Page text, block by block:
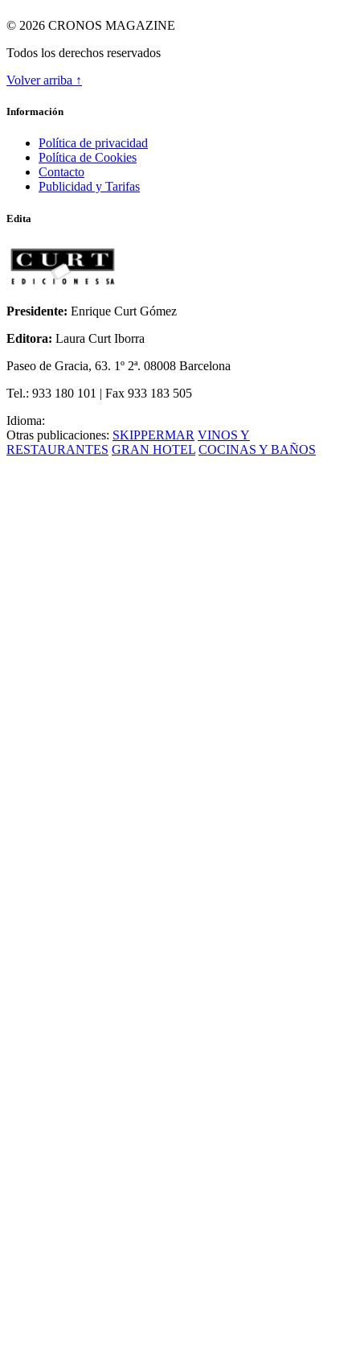
© 2026 CRONOS MAGAZINE
Todos los derechos reservados
Volver arriba ↑
Información
Política de privacidad
Política de Cookies
Contacto
Publicidad y Tarifas
Edita
Presidente: Enrique Curt Gómez
Editora: Laura Curt Iborra
Paseo de Gracia, 63. 1º 2ª. 08008 Barcelona
Tel.: 933 180 101 | Fax 933 183 505
Idioma:
Otras publicaciones: SKIPPERMAR VINOS Y
RESTAURANTES GRAN HOTEL COCINAS Y BAÑOS